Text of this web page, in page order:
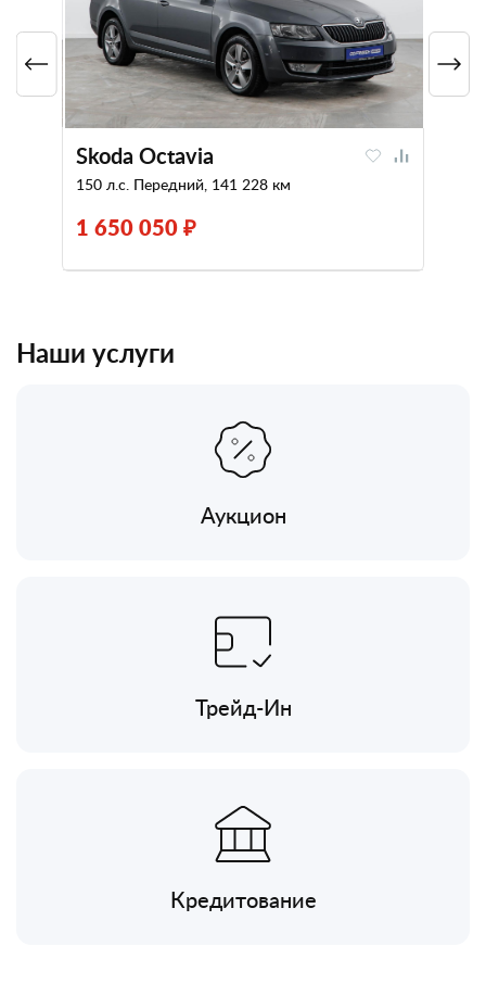
Skoda Octavia
150 л.с. Передний, 141 228 км
1 650 050 ₽
Наши услуги
Аукцион
Трейд-Ин
Кредитование